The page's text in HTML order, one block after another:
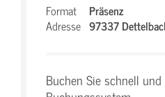
Format
Präsenz
Adresse 97337
Buchen Sie schnell